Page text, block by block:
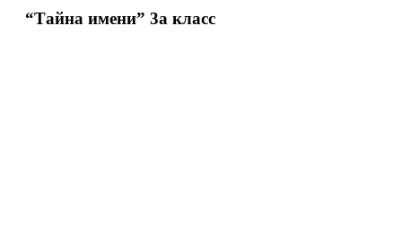
“Тайна имени” 3a класс